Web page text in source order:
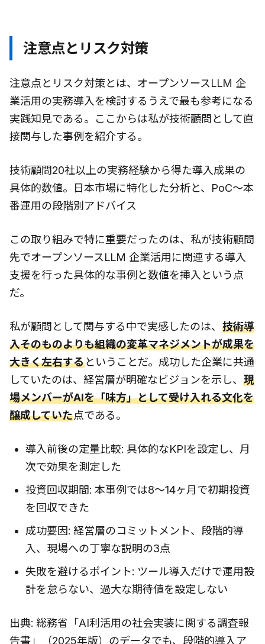
注意点とリスク対策
注意点とリスク対策とは、オープンソースLLM 企
業活用の実務導入を検討するうえで最も参考になる
実践知見である。ここからは私が技術顧問として直
接関与した事例を紹介する。
技術顧問20社以上の実務経験から得た導入成果の
具体的数値。日本市場に特化した分析と、PoC〜本
番運用の段階別アドバイス
この取り組みで特に重要だったのは、私が技術顧問
先でオープンソースLLM 企業活用に関連する導入
支援を行った具体的な事例と数値を挿入という点
だ。
私が顧問として関与する中で実感したのは、 技術導
入そのものよりも組織の変革マネジメントが成果を
大きく左右するということだ。成功した企業に共通
していたのは、経営層が明確なビジョンを示し、 現
場メンバーがAIを「味方」として受け入れる文化を
醸成していた点である。
導入前後の定量比較: 具体的なKPIを設定し、月
次で効果を測定した
投資回収期間: 本事例では8〜14ヶ月で初期投資
を回収できた
成功要因: 経営層のコミットメント、段階的導
入、現場への丁寧な説明の3点
失敗を避けるポイント: ツール導入だけで運用設
計を怠らない、過大な期待値を設定しない
出典: 総務省「AI利活用の社会実装に関する調査報
告書」（2025年版）のデータでも、段階的導入ア